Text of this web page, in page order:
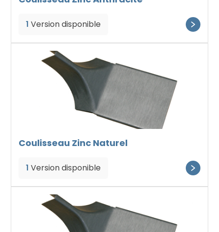
1 Version disponible
Coulisseau Zinc Naturel
1 Version disponible